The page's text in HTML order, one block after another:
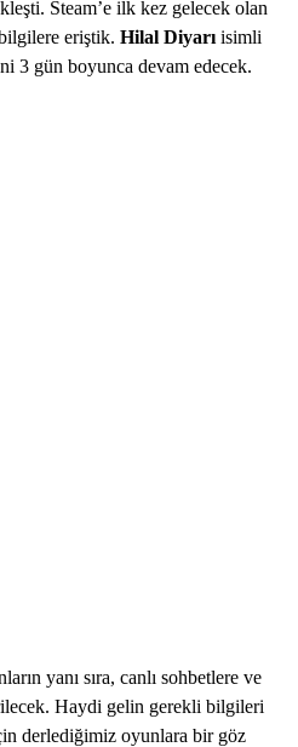
Steam’e ilk kez gelecek olan
eriştik. Hilal Diyarı isimli
3 gün boyunca devam edecek.
yanı sıra, canlı sohbetlere ve
Haydi gelin gerekli bilgileri
derlediğimiz oyunlara bir göz